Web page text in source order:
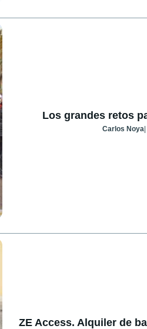
Los grandes retos
Carlos Noya
ZE Access. Alquiler de